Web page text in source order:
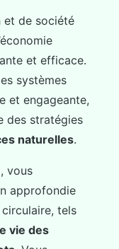
et de société
et efficace.
systèmes
et engageante,
des stratégies
naturelles.
vous
approfondie
tels
vie des